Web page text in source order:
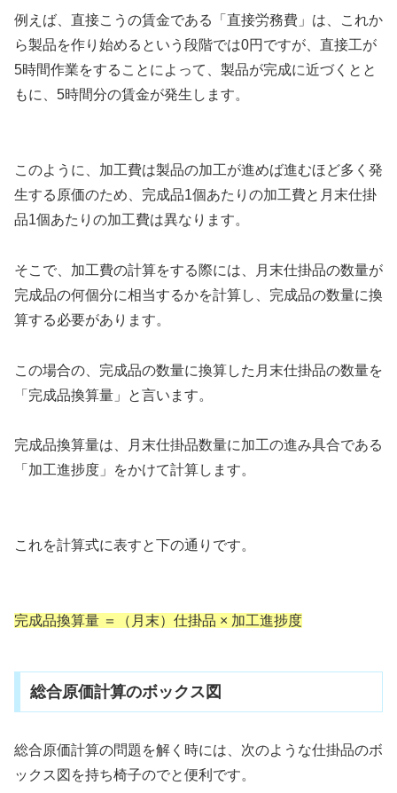
例えば、直接こうの賃金である「直接労務費」は、これか
ら製品を作り始めるという段階では0円ですが、直接工が
5時間作業をすることによって、製品が完成に近づくとと
もに、5時間分の賃金が発生します。
このように、加工費は製品の加工が進めば進むほど多く発
生する原価のため、完成品1個あたりの加工費と月末仕掛
品1個あたりの加工費は異なります。
そこで、加工費の計算をする際には、月末仕掛品の数量が
完成品の何個分に相当するかを計算し、完成品の数量に換
算する必要があります。
この場合の、完成品の数量に換算した月末仕掛品の数量を
「完成品換算量」と言います。
完成品換算量は、月末仕掛品数量に加工の進み具合である
「加工進捗度」をかけて計算します。
これを計算式に表すと下の通りです。
完成品換算量 ＝（月末）仕掛品 × 加工進捗度
総合原価計算のボックス図
総合原価計算の問題を解く時には、次のような仕掛品のボ
ックス図を持ち椅子のでと便利です。